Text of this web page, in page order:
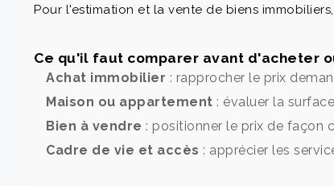
Pour l'estimation et la vente de biens immobiliers,
Ce qu'il faut comparer avant d'acheter
Achat immobilier : rapprocher le prix
Maison ou appartement : évaluer la
Bien à vendre : positionner le prix de façon
Cadre de vie et accès : apprécier les